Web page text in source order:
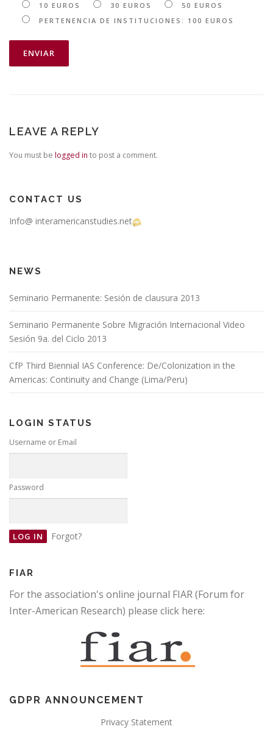
10 EUROS 30 EUROS
50 EUROS
PERTENENCIA DE INSTITUCIONES: 100 EUROS
LEAVE A REPLY
You must be logged in to post a comment.
CONTACT US
Info@ interamericanstudies.net
NEWS
Seminario Permanente: Sesión de clausura 2013
Seminario Permanente Sobre Migración Internacional Video
Sesión 9a. del Ciclo 2013
CfP Third Biennial IAS Conference: De/Colonization in the
Americas: Continuity and Change (Lima/Peru)
LOGIN STATUS
Username or Email
Password
Forgot?
FIAR
For the association's online journal FIAR (Forum for
Inter-American Research) please click here:
GDPR ANNOUNCEMENT
Privacy Statement